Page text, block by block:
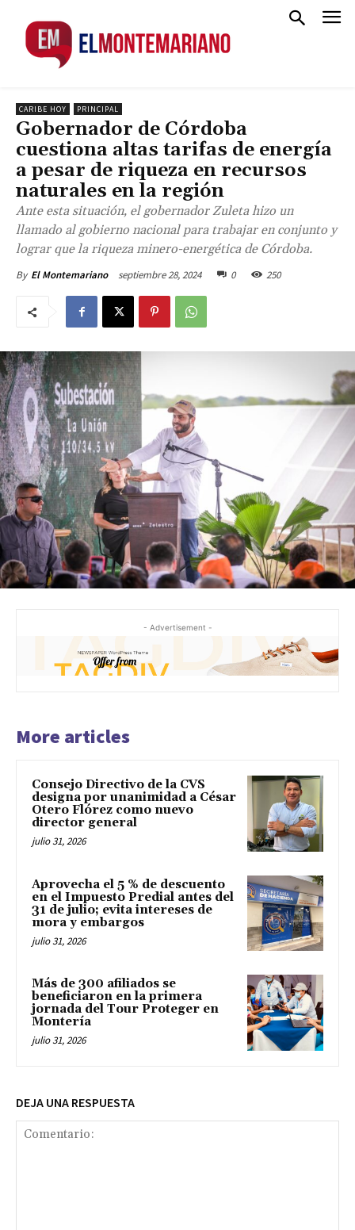
CARIBE HOY PRINCIPAL
Gobernador de Córdoba
cuestiona altas tarifas de energía
a pesar de riqueza en recursos
naturales en la región
Ante esta situación, el gobernador Zuleta hizo un
llamado al gobierno nacional para trabajar en conjunto y
lograr que la riqueza minero-energética de Córdoba.
By El Montemariano septiembre 28, 2024 0 250
- Advertisement -
More articles
Consejo Directivo de la CVS
designa por unanimidad a César
Otero Flórez como nuevo
director general
julio 31, 2026
Aprovecha el 5 % de descuento
en el Impuesto Predial antes del
31 de julio; evita intereses de
mora y embargos
julio 31, 2026
Más de 300 afiliados se
beneficiaron en la primera
jornada del Tour Proteger en
Montería
julio 31, 2026
DEJA UNA RESPUESTA